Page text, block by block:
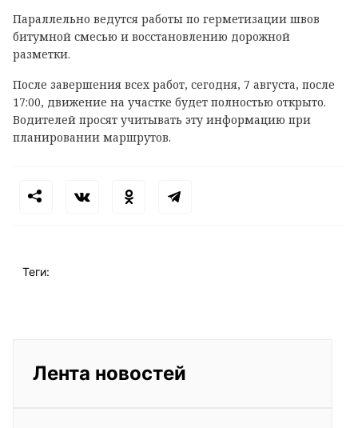
Параллельно ведутся работы по герметизации швов
битумной смесью и восстановлению дорожной
разметки.
После завершения всех работ, сегодня, 7 августа, после
17:00, движение на участке будет полностью открыто.
Водителей просят учитывать эту информацию при
планировании маршрутов.
Теги:
Лента новостей